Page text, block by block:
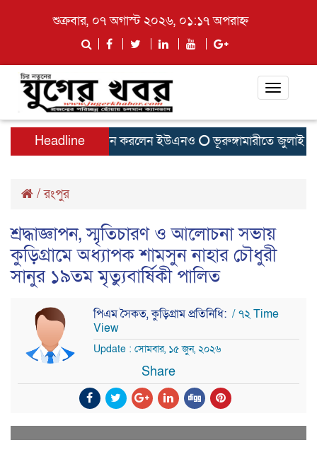
শুক্রবার, ০৭ অগাস্ট ২০২৬, ০১:১৭ অপরাহ্ন
Toggle
Headline
বাসা উদ্বোধন করলেন ইউএনও ভূরুঙ্গামারীতে জুলাই
/রংপুর
শ্রদ্ধাজ্ঞাপন, স্মৃতিচারণ ও আলোচনা সভায়
কুড়িগ্রামে অধ্যাপক শামসুন নাহার চৌধুরী
সানুর ১৯তম মৃত্যুবার্ষিকী পালিত
পিএম সৈকত, কুড়িগ্রাম প্রতিনিধি: / ৭২ Time
View
Update : সোমবার, ১৫ জুন, ২০২৬
Share